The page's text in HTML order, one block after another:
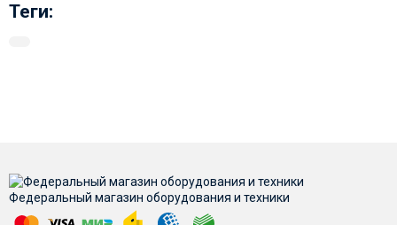
Теги:
Федеральный магазин оборудования и техники